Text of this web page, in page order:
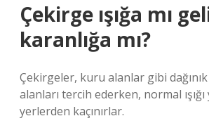
Çekirge ışığa mı
karanlığa mı?
Çekirgeler, kuru alanlar gibi dağınık
alanları tercih ederken, normal ışığı
yerlerden kaçınırlar.